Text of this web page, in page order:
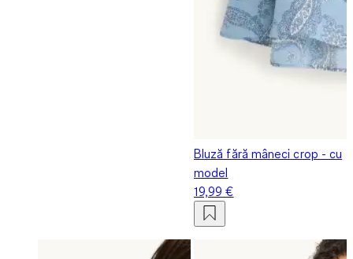
Bluză fără mâneci crop - cu
model
19,99 €